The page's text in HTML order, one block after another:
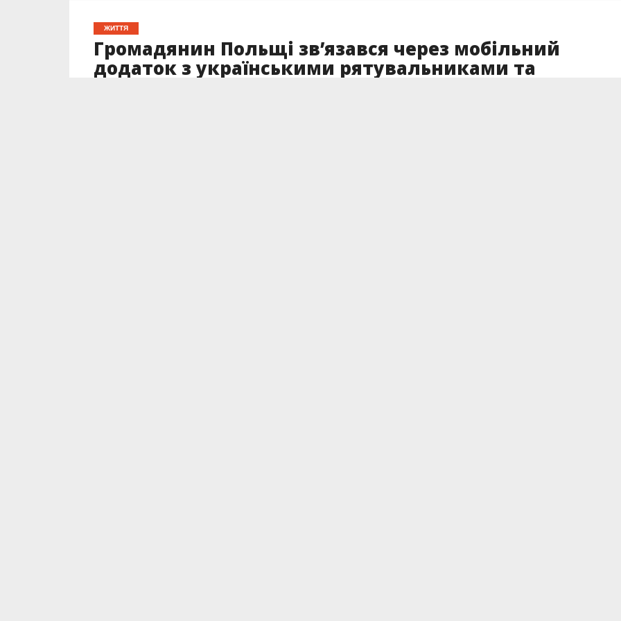
ЖИТТЯ
Громадянин Польщі зв’язався через мобільний
додаток з українськими рятувальниками та